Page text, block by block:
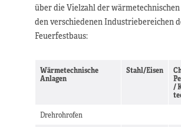
über die Vielzahl der
den verschiedenen Industriebereichen
Feuerfestbaus:
Wärmetechnische
Anlagen
Stahl/Eisen
/
Drehrohrofen